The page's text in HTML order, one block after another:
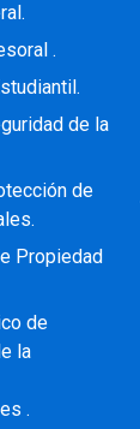
.
de la
de
Propiedad
de
la
.